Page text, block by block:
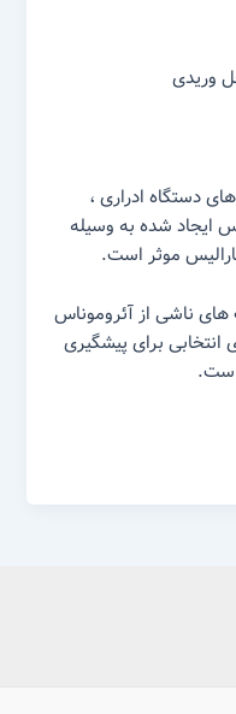
وریدی
دستگاه ادراری ،
شده به وسیله
موثر است.
های ناشی از آئروموناس
انتخابی برای پیشگیری
است.